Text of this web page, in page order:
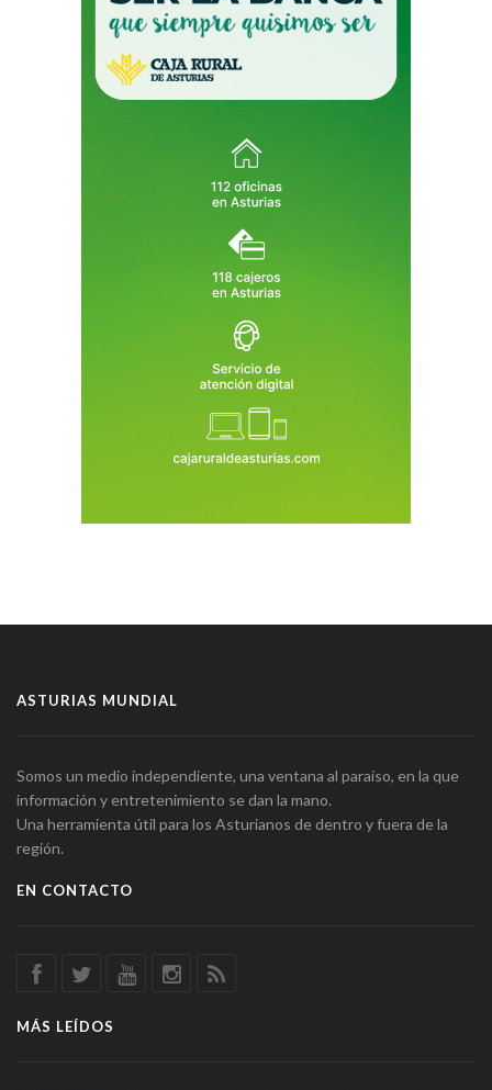
ASTURIAS MUNDIAL
Somos un medio independiente, una ventana al paraíso, en la que
información y entretenimiento se dan la mano.
Una herramienta útil para los Asturianos de dentro y fuera de la
región.
EN CONTACTO
MÁS LEÍDOS